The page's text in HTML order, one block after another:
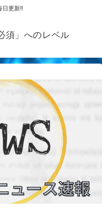
日更新‼
須」へのレベル